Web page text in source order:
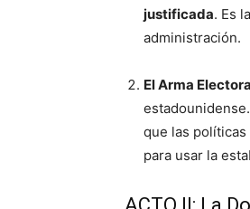
justificada. Es
administración.
El Arma
que las
para usar la
ACTO II: La